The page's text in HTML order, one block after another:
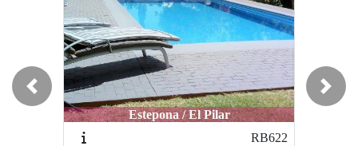
Estepona / El Pilar
RB622
Estepona / Buenas Noches
Previous Next